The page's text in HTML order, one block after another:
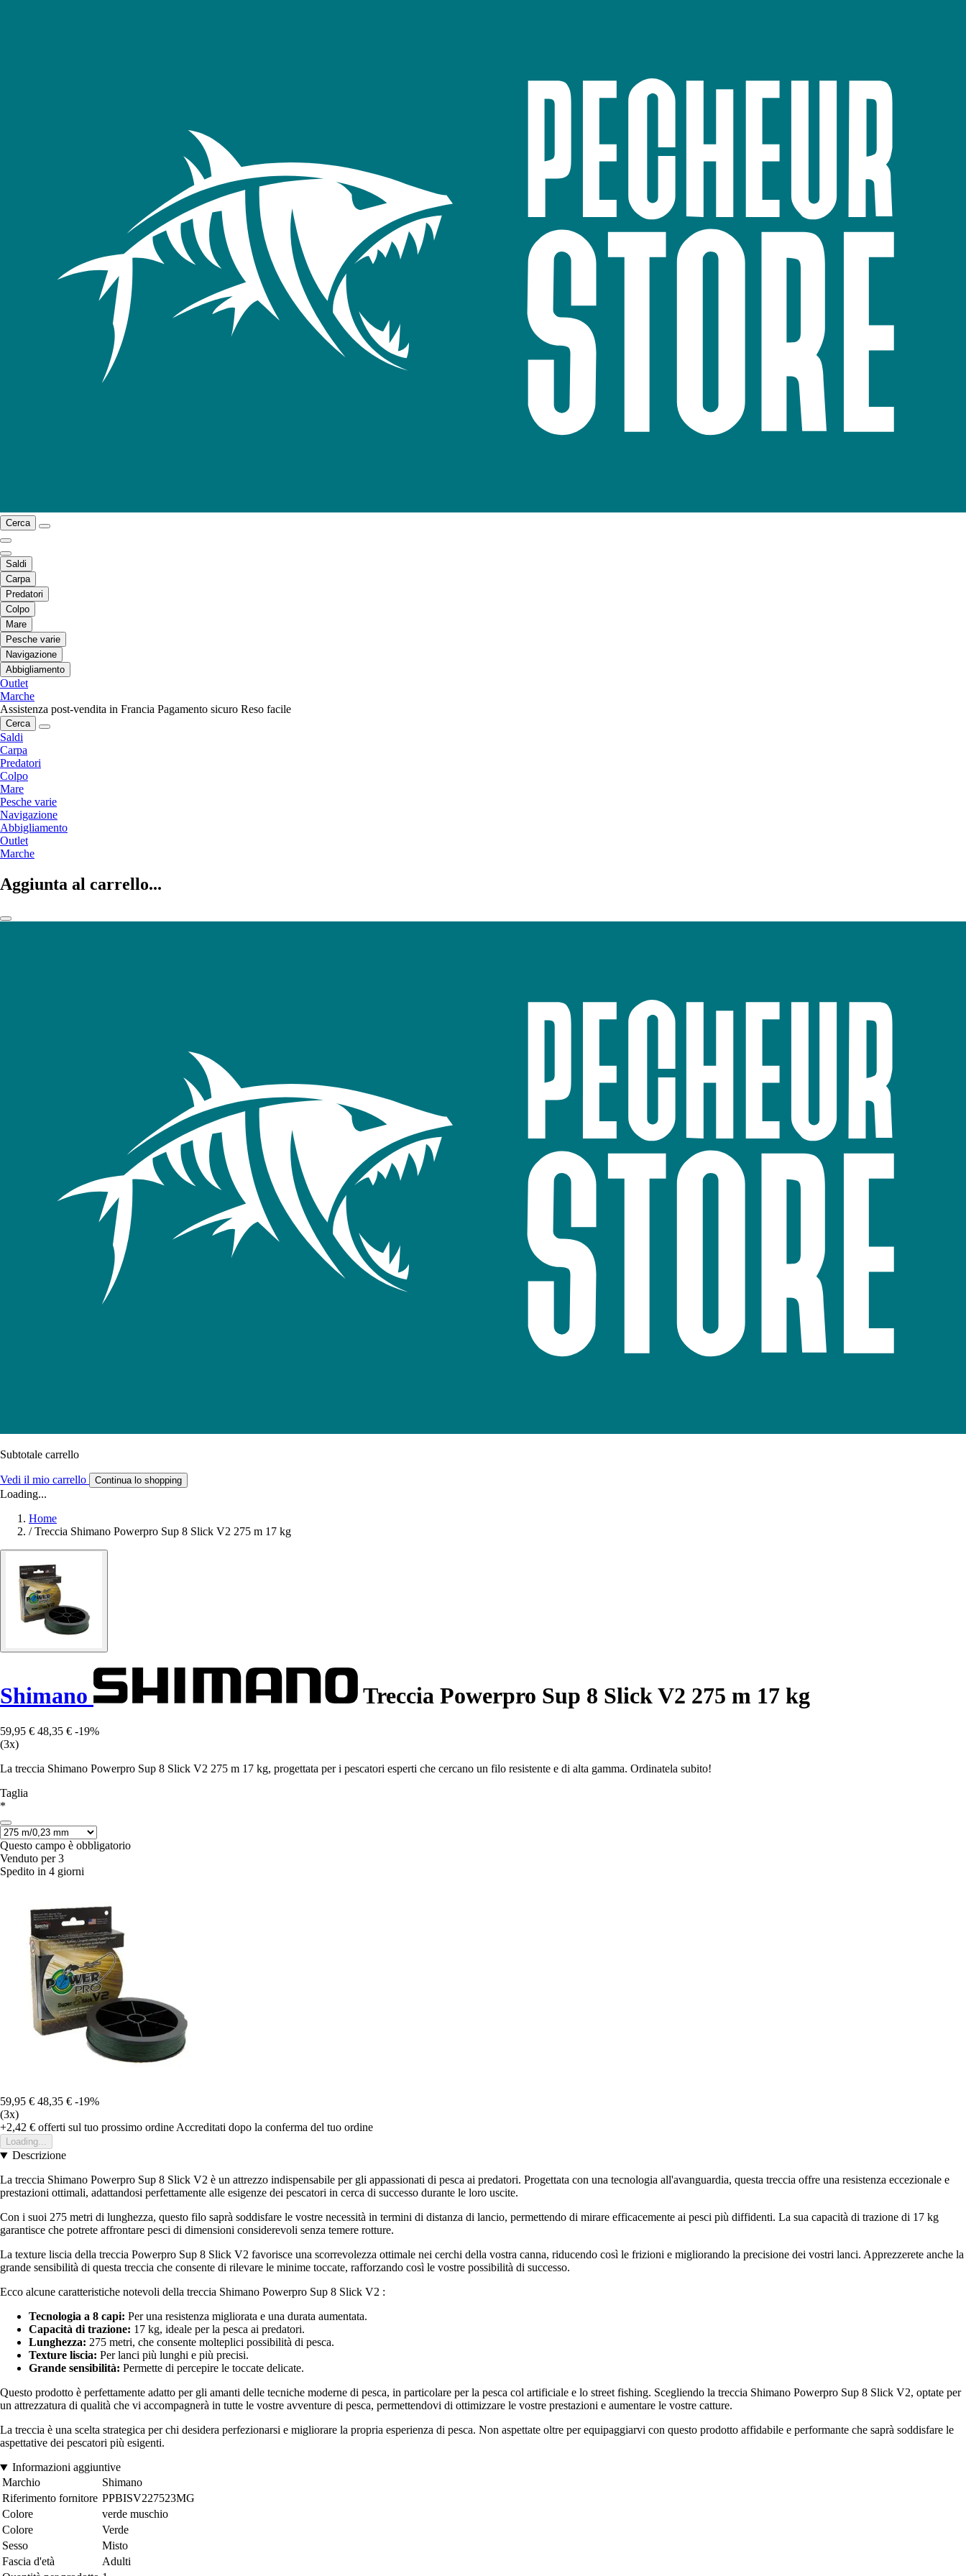
Cerca
Saldi
Carpa
Predatori
Colpo
Mare
Pesche varie
Navigazione
Abbigliamento
Outlet
Marche
Assistenza post-vendita in Francia Pagamento sicuro Reso facile
Cerca
Saldi
Carpa
Predatori
Colpo
Mare
Pesche varie
Navigazione
Abbigliamento
Outlet
Marche
Aggiunta al carrello...
Subtotale carrello
Vedi il mio carrello Continua lo shopping
Loading...
Home
/ Treccia Shimano Powerpro Sup 8 Slick V2 275 m 17 kg
Shimano Treccia Powerpro Sup 8 Slick V2 275 m 17 kg
59,95 € 48,35 € -19%
(3x)
La treccia Shimano Powerpro Sup 8 Slick V2 275 m 17 kg, progettata per i pescatori esperti che cercano un filo resistente e di alta gamma. Ordinatela subito!
Taglia
*
Questo campo è obbligatorio
Venduto per 3
Spedito in 4 giorni
59,95 € 48,35 € -19%
(3x)
+2,42 € offerti sul tuo prossimo ordineAccreditati dopo la conferma del tuo ordine
Loading...
Descrizione
La treccia Shimano Powerpro Sup 8 Slick V2 è un attrezzo indispensabile per gli appassionati di pesca ai predatori. Progettata con una tecnologia all'avanguardia, questa treccia offre una resistenza eccezionale e
prestazioni ottimali, adattandosi perfettamente alle esigenze dei pescatori in cerca di successo durante le loro uscite.
Con i suoi 275 metri di lunghezza, questo filo saprà soddisfare le vostre necessità in termini di distanza di lancio, permettendo di mirare efficacemente ai pesci più diffidenti. La sua capacità di trazione di 17 kg
garantisce che potrete affrontare pesci di dimensioni considerevoli senza temere rotture.
La texture liscia della treccia Powerpro Sup 8 Slick V2 favorisce una scorrevolezza ottimale nei cerchi della vostra canna, riducendo così le frizioni e migliorando la precisione dei vostri lanci. Apprezzerete anche la
grande sensibilità di questa treccia che consente di rilevare le minime toccate, rafforzando così le vostre possibilità di successo.
Ecco alcune caratteristiche notevoli della treccia Shimano Powerpro Sup 8 Slick V2 :
Tecnologia a 8 capi: Per una resistenza migliorata e una durata aumentata.
Capacità di trazione: 17 kg, ideale per la pesca ai predatori.
Lunghezza: 275 metri, che consente molteplici possibilità di pesca.
Texture liscia: Per lanci più lunghi e più precisi.
Grande sensibilità: Permette di percepire le toccate delicate.
Questo prodotto è perfettamente adatto per gli amanti delle tecniche moderne di pesca, in particolare per la pesca col artificiale e lo street fishing. Scegliendo la treccia Shimano Powerpro Sup 8 Slick V2, optate per
un attrezzatura di qualità che vi accompagnerà in tutte le vostre avventure di pesca, permettendovi di ottimizzare le vostre prestazioni e aumentare le vostre catture.
La treccia è una scelta strategica per chi desidera perfezionarsi e migliorare la propria esperienza di pesca. Non aspettate oltre per equipaggiarvi con questo prodotto affidabile e performante che saprà soddisfare le
aspettative dei pescatori più esigenti.
Informazioni aggiuntive
Marchio
Shimano
Riferimento fornitore PPBISV227523MG
Colore
verde muschio
Colore
Verde
Sesso
Misto
Fascia d'età
Adulti